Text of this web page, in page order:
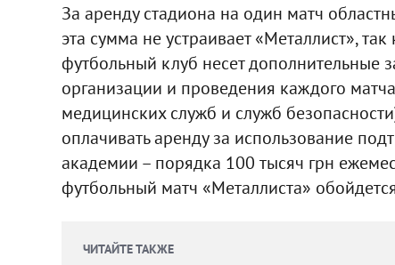
За аренду стадиона на один матч
эта сумма не устраивает «Металлист»,
футбольный клуб несет дополнительные
организации и проведения каждого
медицинских служб и служб
оплачивать аренду за использование
академии – порядка 100 тысяч грн
футбольный матч «Металлиста»
ЧИТАЙТЕ ТАКЖЕ